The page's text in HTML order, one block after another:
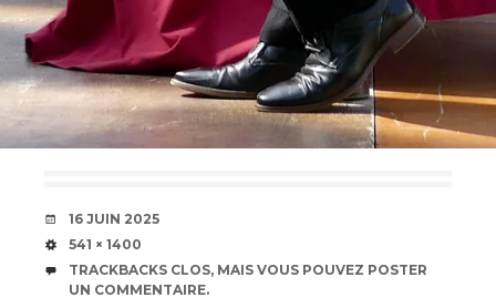
DATE
16 JUIN 2025
TAILLE
541 × 1400
TRACKBACKS CLOS, MAIS VOUS POUVEZ POSTER
UN COMMENTAIRE.